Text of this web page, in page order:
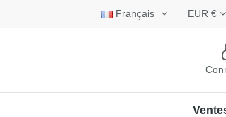
Français EUR €